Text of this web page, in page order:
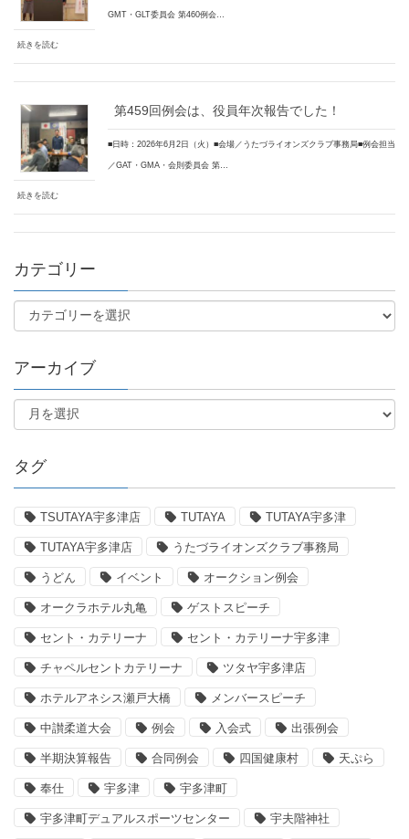
GMT・GLT委員会 第460例会…
続きを読む
第459回例会は、役員年次報告でした！
■日時：2026年6月2日（火）■会場／うたづライオンズクラブ事務局■例会担当
／GAT・GMA・会則委員会 第…
続きを読む
カテゴリー
アーカイブ
タグ
TSUTAYA宇多津店 TUTAYA TUTAYA宇多津
TUTAYA宇多津店 うたづライオンズクラブ事務局
うどん イベント オークション例会
オークラホテル丸亀 ゲストスピーチ
セント・カテリーナ セント・カテリーナ宇多津
チャペルセントカテリーナ ツタヤ宇多津店
ホテルアネシス瀬戸大橋 メンバースピーチ
中讃柔道大会 例会 入会式 出張例会
半期決算報告 合同例会 四国健康村 天ぷら
奉仕 宇多津 宇多津町
宇多津町デュアルスポーツセンター 宇夫階神社